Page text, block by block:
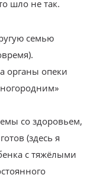
шло не так.
семью
органы опеки
со здоровьем,
(здесь я
с тяжёлыми